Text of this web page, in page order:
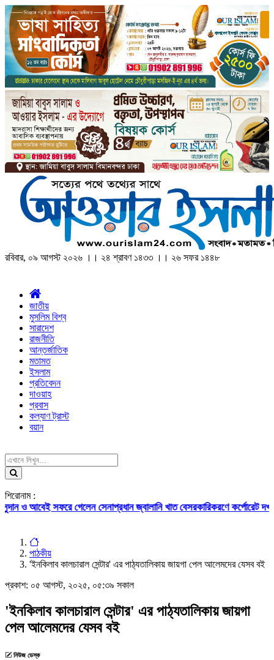
রবিবার, ০৯ আগস্ট ২০২৬ ।। ২৪ শ্রাবণ ১৪৩৩ ।। ২৬ সফর ১৪৪৮
জাতীয়
মুসলিম বিশ্ব
সারাদেশ
রাজনীতি
আন্তর্জাতিক
মতামত
ইসলাম
প্রতিবেদন
দাওয়াহ
প্রবাস
কল্যাণ ট্রাস্ট
বয়ান
শিরোনাম :
সফরে গেলেন সেনাপ্রধানজ্বালানি খাত বেসরকারিকরণে কর্পোরেট দখলের আশঙ্কা
পাঠকীয়
'ইনকিলাব কালচারাল সেন্টার' এর পাঠ্যতালিকায় জায়গা পেল আলেমদের যেসব বই
প্রকাশ: ০৫ আগস্ট, ২০২৫, ০৫:৩৯ সকাল
'ইনকিলাব কালচারাল সেন্টার' এর পাঠ্যতালিকায় জায়গা
পেল আলেমদের যেসব বই
নিউজ ডেস্ক